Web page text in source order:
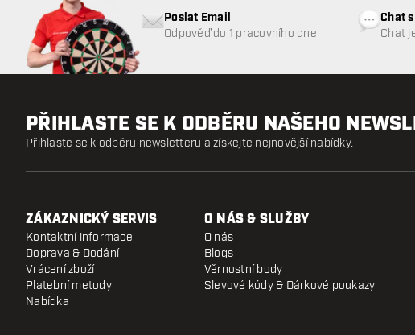
Poslat Email
Odpověď do 1 pracovního dne
Chat
Chat
PŘIHLASTE SE K ODBĚRU NAŠEHO
Přihlaste se k odběru newsletteru a získejte nejnovější nabídky.
ZÁKAZNICKÝ SERVIS
Kontaktní informace
Doprava & Dodání
Vrácení zboží
Platební metody
Nabídka
O NÁS & SLUŽBY
O nás
Blogs
Věrnostní body
Slevové kódy & Dárkové poukazy